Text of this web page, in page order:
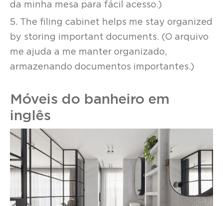
da minha mesa para fácil acesso.)
5. The filing cabinet helps me stay organized
by storing important documents. (O arquivo
me ajuda a me manter organizado,
armazenando documentos importantes.)
Móveis do banheiro em
inglês